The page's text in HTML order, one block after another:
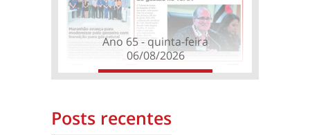
Ano 65 - quinta-feira
06/08/2026
Posts recentes